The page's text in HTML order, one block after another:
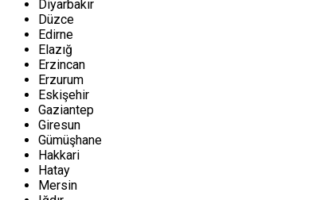
Diyarbakır
Düzce
Edirne
Elazığ
Erzincan
Erzurum
Eskişehir
Gaziantep
Giresun
Gümüşhane
Hakkari
Hatay
Mersin